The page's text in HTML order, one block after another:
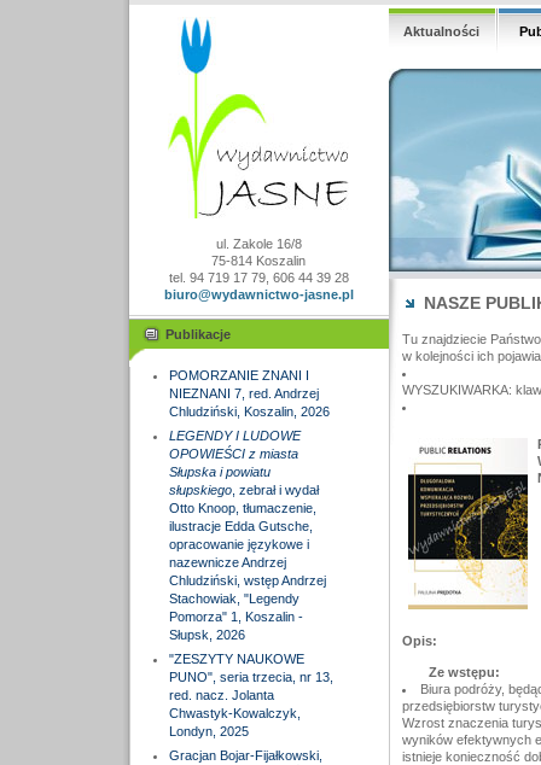
ul. Zakole 16/8
75-814 Koszalin
tel. 94 719 17 79, 606 44 39 28
biuro@wydawnictwo-jasne.pl
Publikacje
POMORZANIE ZNANI I
NIEZNANI 7, red. Andrzej
Chludziński, Koszalin, 2026
LEGENDY I LUDOWE
OPOWIEŚCI z miasta
Słupska i powiatu
słupskiego, zebrał i wydał
Otto Knoop, tłumaczenie,
ilustracje Edda Gutsche,
opracowanie językowe i
nazewnicze Andrzej
Chludziński, wstęp Andrzej
Stachowiak, "Legendy
Pomorza" 1, Koszalin -
Słupsk, 2026
"ZESZYTY NAUKOWE
PUNO", seria trzecia, nr 13,
red. nacz. Jolanta
Chwastyk-Kowalczyk,
Londyn, 2025
Gracjan Bojar-Fijałkowski,
Aktualności
NASZE
Tu znajdziecie
w kolejności ich
WYSZUKIWARKA:
Opis:
Ze wstępu:
Biura podróży,
przedsiębiorstw
Wzrost znaczenia
wyników efektywnych
istnieje konieczność